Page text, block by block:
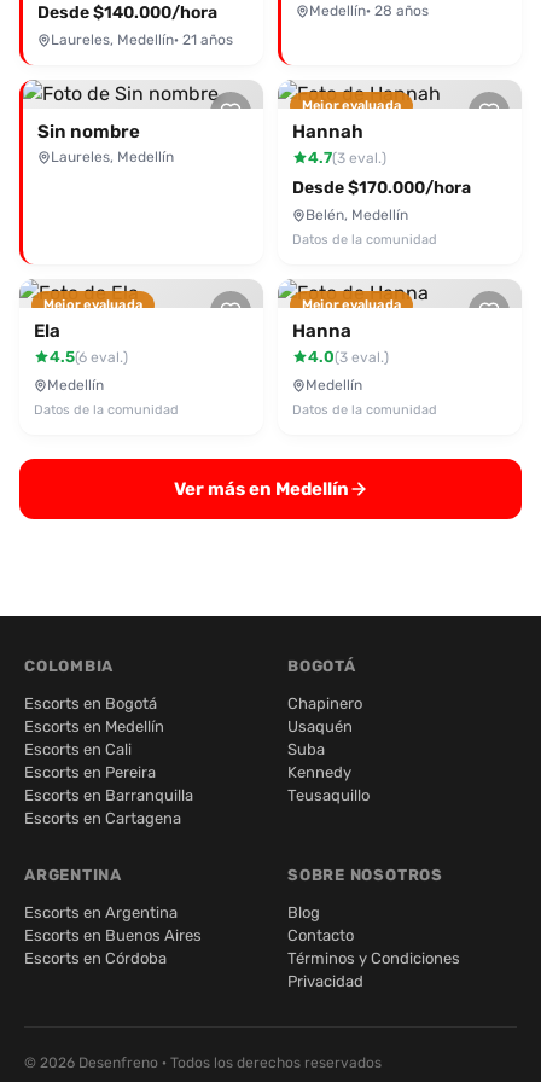
Desde $140.000/hora
Laureles, Medellín· 21 años
Medellín· 28 años
Sin nombre
Laureles, Medellín
Mejor evaluada
Hannah
4.7(3 eval.)
Desde $170.000/hora
Belén, Medellín
Datos de la comunidad
Mejor evaluada
Ela
4.5(6 eval.)
Medellín
Datos de la comunidad
Mejor evaluada
Hanna
4.0(3 eval.)
Medellín
Datos de la comunidad
Ver más en Medellín
COLOMBIA
Escorts en Bogotá
Escorts en Medellín
Escorts en Cali
Escorts en Pereira
Escorts en Barranquilla
Escorts en Cartagena
BOGOTÁ
Chapinero
Usaquén
Suba
Kennedy
Teusaquillo
ARGENTINA
Escorts en Argentina
Escorts en Buenos Aires
Escorts en Córdoba
SOBRE NOSOTROS
Blog
Contacto
Términos y Condiciones
Privacidad
© 2026 Desenfreno · Todos los derechos reservados